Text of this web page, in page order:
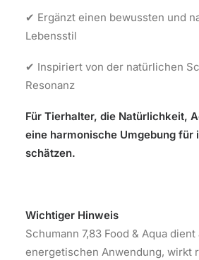
✔ Ergänzt einen bewussten und
Lebensstil
✔ Inspiriert von der natürlichen
Resonanz
Für Tierhalter, die Natürlichkeit,
eine harmonische Umgebung für
schätzen.
Wichtiger Hinweis
Schumann 7,83 Food & Aqua
energetischen Anwendung, wirkt